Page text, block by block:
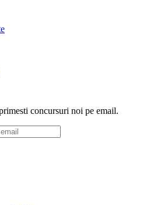
concursuri noi pe email.